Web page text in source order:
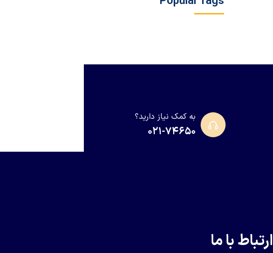
به کمک نیاز دارید؟
۰۲۱-۷۴۶۵۰
ارتباط با ما